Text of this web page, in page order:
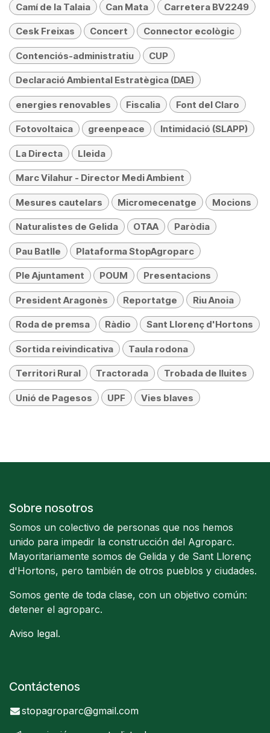
Camí de la Talaia Can Mata Carretera BV2249
Cesk Freixas Concert Connector ecològic
Contenciós-administratiu CUP
Declaració Ambiental Estratègica (DAE)
energies renovables Fiscalia Font del Claro
Fotovoltaica greenpeace Intimidació (SLAPP)
La Directa Lleida
Marc Vilahur - Director Medi Ambient
Mesures cautelars Micromecenatge Mocions
Naturalistes de Gelida OTAA Paròdia
Pau Batlle Plataforma StopAgroparc
Ple Ajuntament POUM Presentacions
President Aragonès Reportatge Riu Anoia
Roda de premsa Ràdio Sant Llorenç d'Hortons
Sortida reivindicativa Taula rodona
Territori Rural Tractorada Trobada de lluites
Unió de Pagesos UPF Vies blaves
Sobre nosotros
Somos un colectivo de personas que nos hemos
unido para impedir la construcción del Agroparc.
Mayoritariamente somos de Gelida y de Sant Llorenç
d'Hortons, pero también de otros pueblos y ciudades.
Somos gente de toda clase, con un objetivo común:
detener el agroparc.
Aviso legal.
Contáctenos
stopagroparc@gmail.com